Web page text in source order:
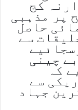
کج
پر مذہبی
حاصل
سے
چینی
کہ
سے
جہاد